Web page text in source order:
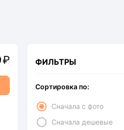
₽ ФИЛЬТРЫ
Сортировка по:
Сначала с фото
Сначала дешевые